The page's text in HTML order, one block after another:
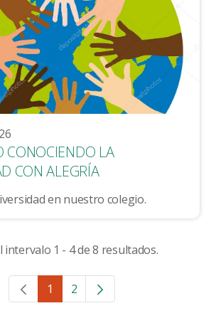
CONOCIENDO LA
CON ALEGRÍA
1 - 4 de 8 resultados.
Página
1 Página
2